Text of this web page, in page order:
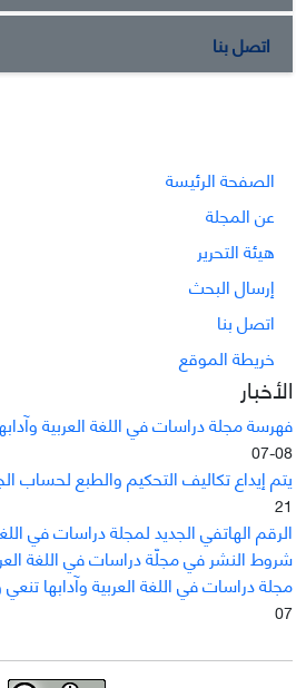
اتصل بنا
الصفحة الرئيسة
عن المجلة
هيئة التحرير
إرسال البحث
اتصل بنا
خريطة الموقع
الأخبار
فهرسة مجلة دراسات في اللغة العربية
08-07
يتم إيداع تکاليف التحکيم والطبع لحساب
21
الرقم الهاتفي الجديد لمجلة دراسات في
شروط النشر في مجلّة دراسات في اللغة
مجلة دراسات في اللغة العربية وآدابها
07